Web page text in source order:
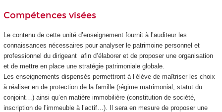
Compétences visées
Le contenu de cette unité d’enseignement fournit à l’auditeur les
connaissances nécessaires pour analyser le patrimoine personnel et
professionnel du dirigeant afin d’élaborer et de proposer une organisation
et de mettre en place une stratégie patrimoniale globale.
Les enseignements dispensés permettront à l’élève de maîtriser les choix
à réaliser en de protection de la famille (régime matrimonial, statut du
conjoint…) ainsi qu’en matière immobilière (constitution de société,
inscription de l’immeuble à l’actif…). Il sera en mesure de proposer une